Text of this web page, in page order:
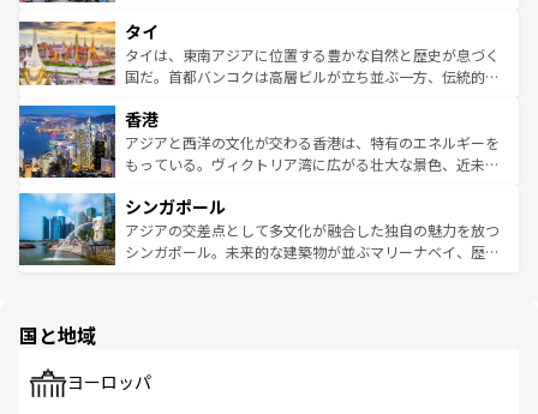
リティに包まれながら、韓国の多彩な魅力を心ゆくまで味
わってみてほしい。 なお、新着の韓国情報はコンテンツ一
覧を参照してほしい。
急速な発展と共に伝統が息づく。ハノイの古い町並みやホ
ーチミン市のフランス統治時代の建物も、独特の雰囲気を
醸し出している。また、バラエティの豊かさとおいしさで
とつ。フォーやバインミー、ベトナムコーヒーなどは、ぜ
ひ現地で味わいたい。どの地域を訪れてもあたたかい人々
が旅行者を迎えてくれるので、きっと忘れられない旅にな
参照してほしい。
タイ
タイは、東南アジアに位置する豊かな自然と歴史が息づく
国だ。首都バンコクは高層ビルが立ち並ぶ一方、伝統的な
の活気が交差している。北部ではチェンマイなどの山岳地
帯で自然と触れ合い、南部ではプーケットやクラビの美し
いビーチでリゾート気分を楽しむことができる。タイ料理
激する。気候は一年中温暖で、どの季節にも異なる楽しみ
が待っている。親しみやすいタイの人々、仏教を中心とし
た文化、そして多様な観光資源が、訪れる旅人を魅了し続
香港
アジアと西洋の文化が交わる香港は、特有のエネルギーを
もっている。ヴィクトリア湾に広がる壮大な景色、近未来
み、どこを訪れても感動するはず。観光スポットが密集し
ており、効率よく見どころを回れるのも魅力。息をのむよ
うな絶景から文化的な体験まで、香港を存分に楽しみ尽く
シンガポール
アジアの交差点として多文化が融合した独自の魅力を放つ
シンガポール。未来的な建築物が並ぶマリーナベイ、歴史
で、ホーカーズは地元の風情を楽しめる外せないスポット
国と地域
ヨーロッパ